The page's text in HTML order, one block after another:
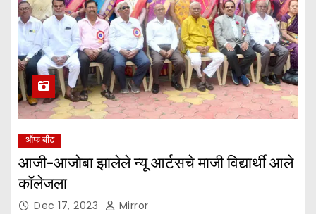
ऑफ बीट
आजी-आजोबा झालेले न्यू आर्टसचे माजी विद्यार्थी आले
कॉलेजला
Dec 17, 2023 Mirror